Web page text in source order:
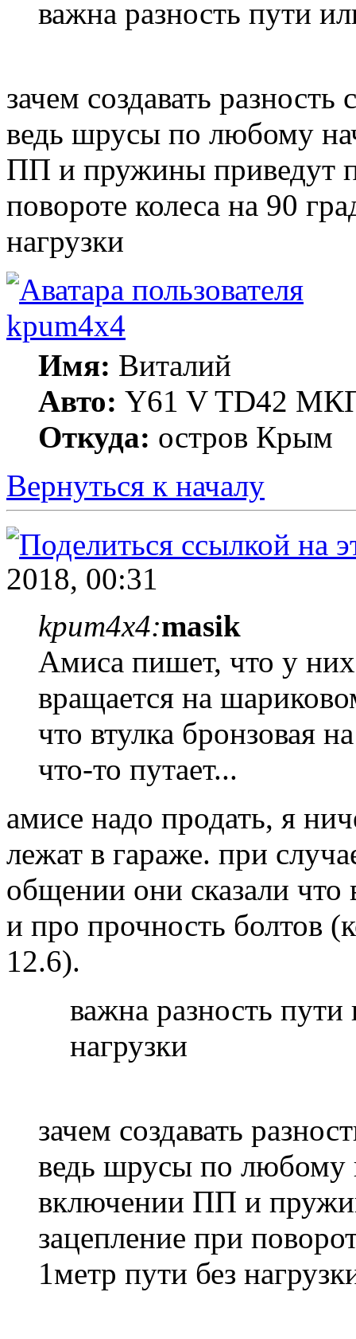
важна разность пути
зачем создавать разность
ведь шрусы по любому
ПП и пружины приведут
повороте колеса на 90
нагрузки
kpum4x4
Имя: Виталий
Авто: Y61 V TD42
Откуда: остров Крым
Вернуться к началу
2018, 00:31
kpum4x4:masik
Амиса пишет, что у
вращается на
что втулка бронзовая
что-то путает...
амисе надо продать, я
лежат в гараже. при
общении они сказали что
и про прочность болтов
12.6).
важна разность пути
нагрузки
зачем создавать
ведь шрусы по любому
включении ПП и
зацепление при
1метр пути без